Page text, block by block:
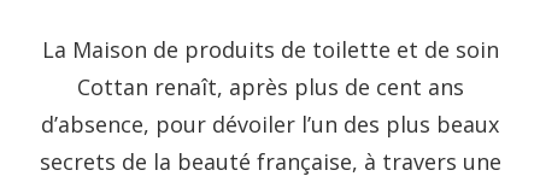
La Maison de produits de toilette et de soin
Cottan renaît, après plus de cent ans
d’absence, pour dévoiler l’un des plus beaux
secrets de la beauté française, à travers une